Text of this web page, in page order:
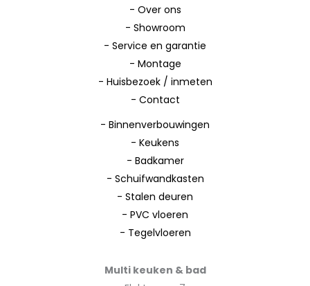
- Over ons
- Showroom
- Service en garantie
- Montage
- Huisbezoek / inmeten
- Contact
- Binnenverbouwingen
- Keukens
- Badkamer
- Schuifwandkasten
- Stalen deuren
- PVC vloeren
- Tegelvloeren
Multi keuken & bad